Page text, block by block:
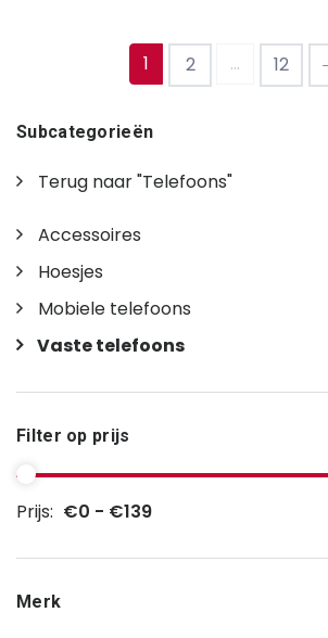
1 2 ... 12
Subcategorieën
Terug naar "Telefoons"
Accessoires
Hoesjes
Mobiele telefoons
Vaste telefoons
Filter op prijs
Prijs: €0 - €139
Merk